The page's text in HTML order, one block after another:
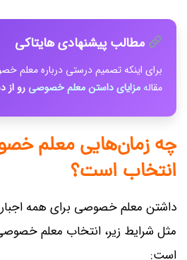
مطالب پیشنهادی هایتاکی
مقاله‌مزایای داستن معلم خصوصی رو
چه زمان‌هایی معلم
انتخاب است؟
داشتن معلم خصوصی برای همه
مثل شرایط زیر، انتخاب معلم
است: